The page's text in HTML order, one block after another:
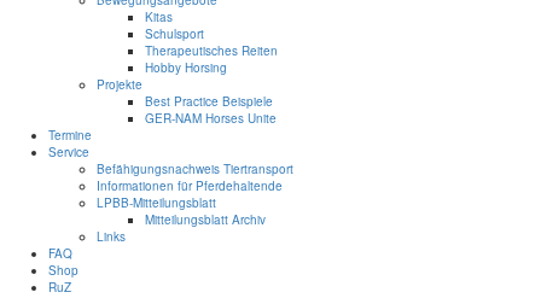
Kitas
Schulsport
Therapeutisches Reiten
Hobby Horsing
Projekte
Best Practice Beispiele
GER-NAM Horses Unite
Termine
Service
Befähigungsnachweis Tiertransport
Informationen für Pferdehaltende
LPBB-Mitteilungsblatt
Mitteilungsblatt Archiv
Links
FAQ
Shop
RuZ